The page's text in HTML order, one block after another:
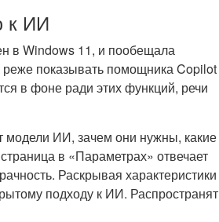
к ИИ
в Windows 11, и пообещала
реже показывать помощника Copilot
в фоне ради этих функций, речи
модели ИИ, зачем они нужны, какие
в «Параметрах» отвечает
Раскрывая характеристики
подходу к ИИ. Распространят